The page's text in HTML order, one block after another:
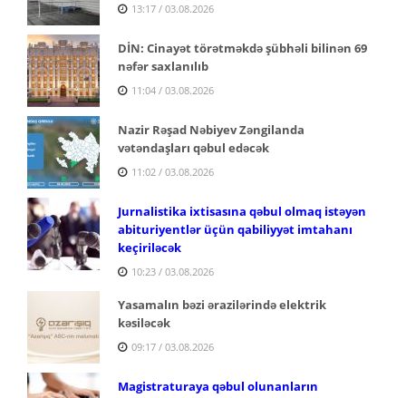
13:17 / 03.08.2026
DİN: Cinayət törətməkdə şübhəli bilinən 69
nəfər saxlanılıb
11:04 / 03.08.2026
Nazir Rəşad Nəbiyev Zəngilanda
vətəndaşları qəbul edəcək
11:02 / 03.08.2026
Jurnalistika ixtisasına qəbul olmaq istəyən
abituriyentlər üçün qabiliyyət imtahanı
keçiriləcək
10:23 / 03.08.2026
Yasamalın bəzi ərazilərində elektrik
kəsiləcək
09:17 / 03.08.2026
Magistraturaya qəbul olunanların